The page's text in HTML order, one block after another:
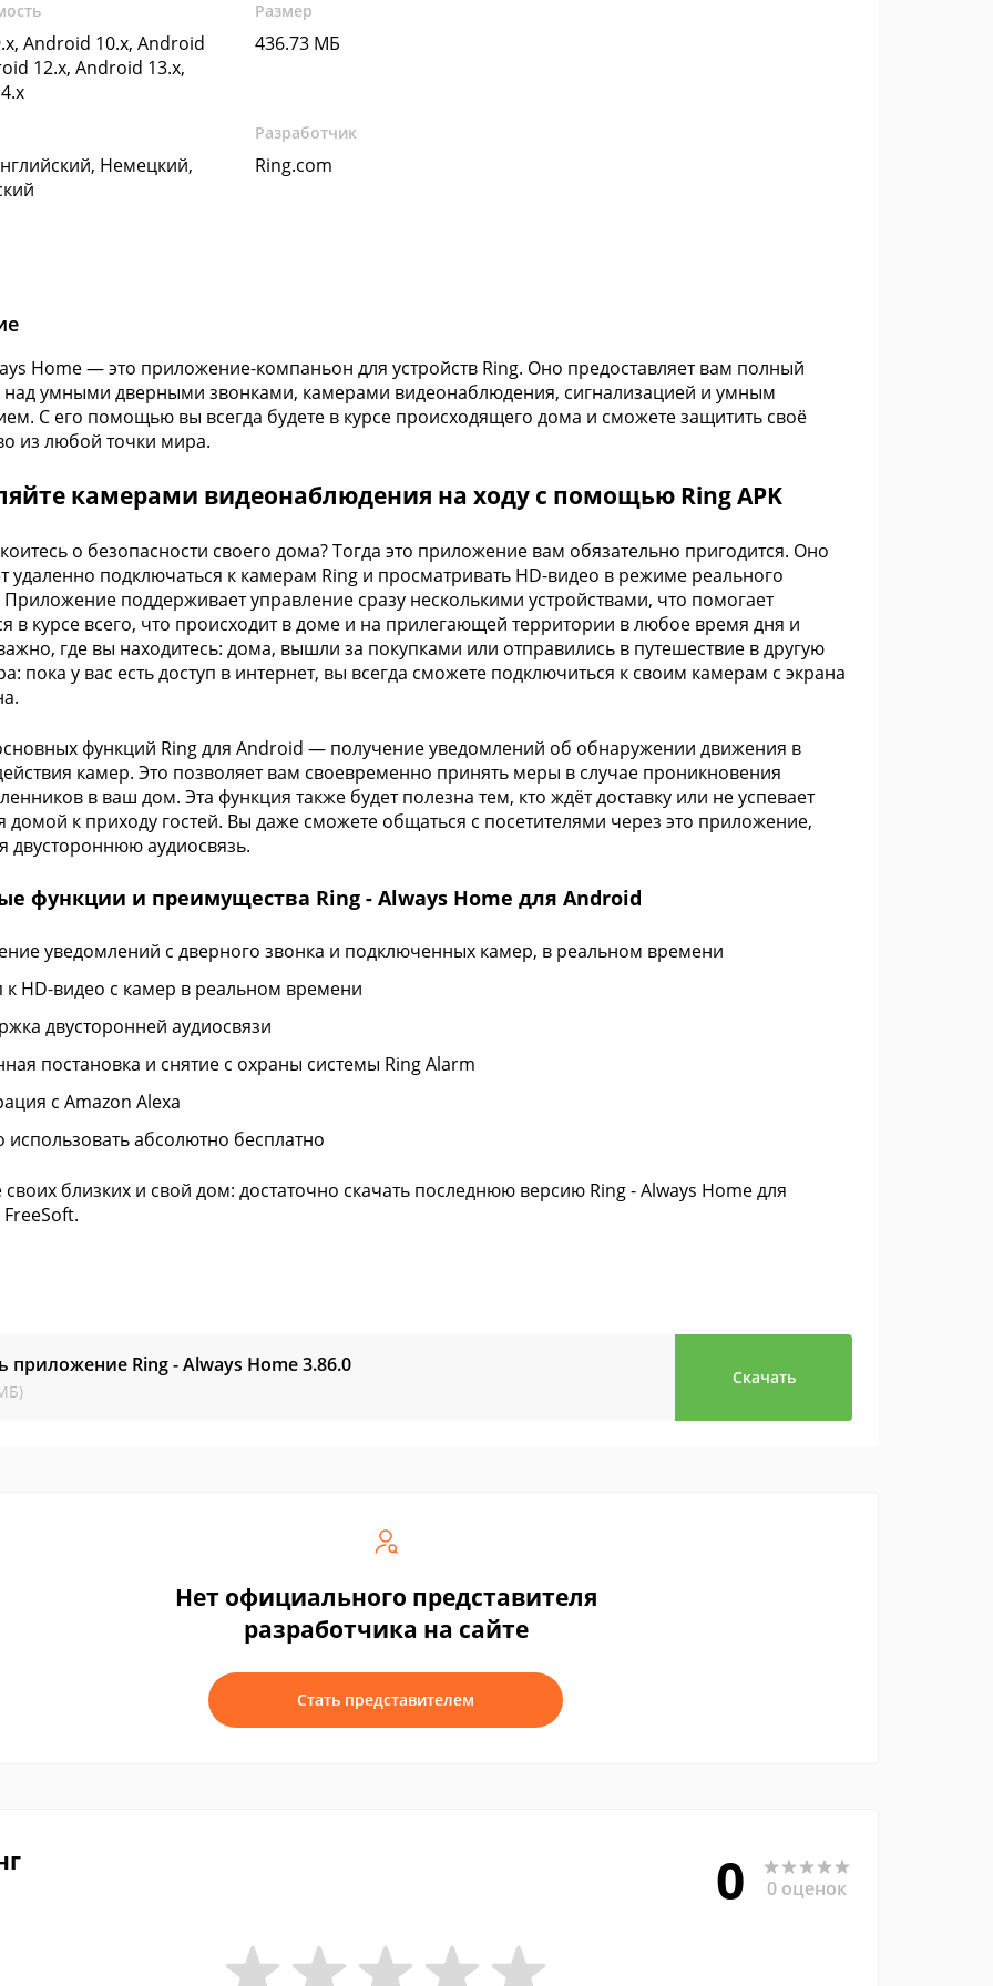
Android 10.x, Android
12.x, Android 13.x,
Размер
436.73 МБ
Немецкий,
Разработчик
Ring.com
Home — это приложение-компаньон для устройств Ring. Оно предоставляет вам полный
над умными дверными звонками, камерами видеонаблюдения, сигнализацией и умным
С его помощью вы всегда будете в курсе происходящего дома и сможете защитить своё
из любой точки мира.
камерами видеонаблюдения на ходу с помощью Ring APK
о безопасности своего дома? Тогда это приложение вам обязательно пригодится. Оно
удаленно подключаться к камерам Ring и просматривать HD-видео в режиме реального
поддерживает управление сразу несколькими устройствами, что помогает
в курсе всего, что происходит в доме и на прилегающей территории в любое время дня и
где вы находитесь: дома, вышли за покупками или отправились в путешествие в другую
пока у вас есть доступ в интернет, вы всегда сможете подключиться к своим камерам с экрана
функций Ring для Android — получение уведомлений об обнаружении движения в
камер. Это позволяет вам своевременно принять меры в случае проникновения
в ваш дом. Эта функция также будет полезна тем, кто ждёт доставку или не успевает
домой к приходу гостей. Вы даже сможете общаться с посетителями через это приложение,
двустороннюю аудиосвязь.
функции и преимущества Ring - Always Home для Android
уведомлений с дверного звонка и подключенных камер, в реальном времени
к HD-видео с камер в реальном времени
двусторонней аудиосвязи
постановка и снятие с охраны системы Ring Alarm
с Amazon Alexa
абсолютно бесплатно
близких и свой дом: достаточно скачать последнюю версию Ring - Always Home для
приложение Ring - Always Home3.86.0
Скачать
Нет официального представителя
разработчика на сайте
Стать представителем
0 0 оценок